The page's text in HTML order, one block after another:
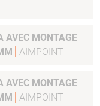
AVEC MONTAGE
AIMPOINT
AVEC MONTAGE
AIMPOINT